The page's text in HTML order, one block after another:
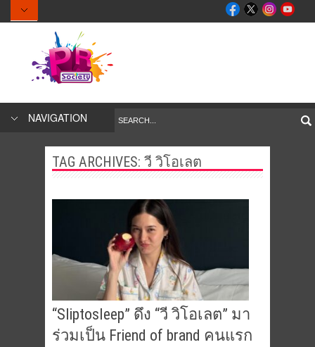
NAVIGATION
TAG ARCHIVES: วี วิโอเลต
“Sliptosleep” ดึง “วี วิโอเลต” มา
ร่วมเป็น Friend of brand คนแรก